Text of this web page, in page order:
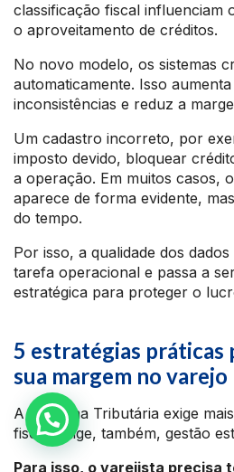
classificação fiscal influenciam
o aproveitamento de créditos.
No novo modelo, os sistemas
automaticamente. Isso
inconsistências e reduz a
Um cadastro incorreto, por
imposto devido, bloquear
a operação. Em muitos casos,
aparece de forma evidente,
do tempo.
Por isso, a qualidade dos
tarefa operacional e passa a
estratégica para proteger o
5 estratégias práticas
sua margem no varejo
A Reforma Tributária exige
fiscal: exige, também, gestão
Para isso, o varejista precisa